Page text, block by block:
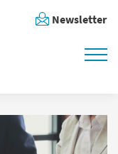
Newsletter